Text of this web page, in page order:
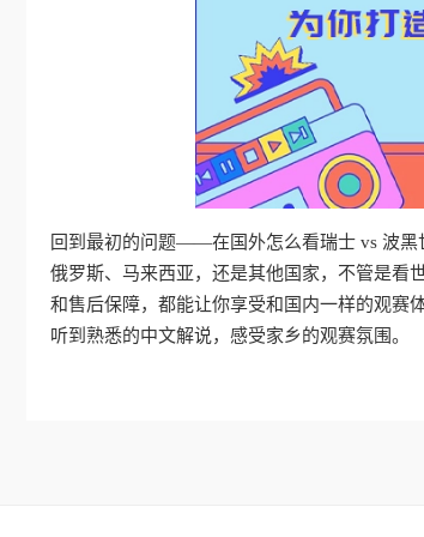
回到最初的问题——在国外怎么看瑞士 vs 波黑
俄罗斯、马来西亚，还是其他国家，不管是看
和售后保障，都能让你享受和国内一样的观赛
听到熟悉的中文解说，感受家乡的观赛氛围。